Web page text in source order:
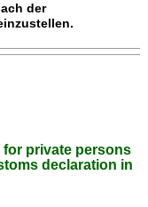
der
for private persons
declaration in